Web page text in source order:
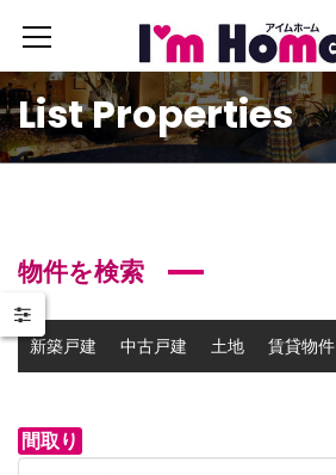
List Properties
物件を検索
新築戸建 中古戸建 土地 賃貸物件
間取り